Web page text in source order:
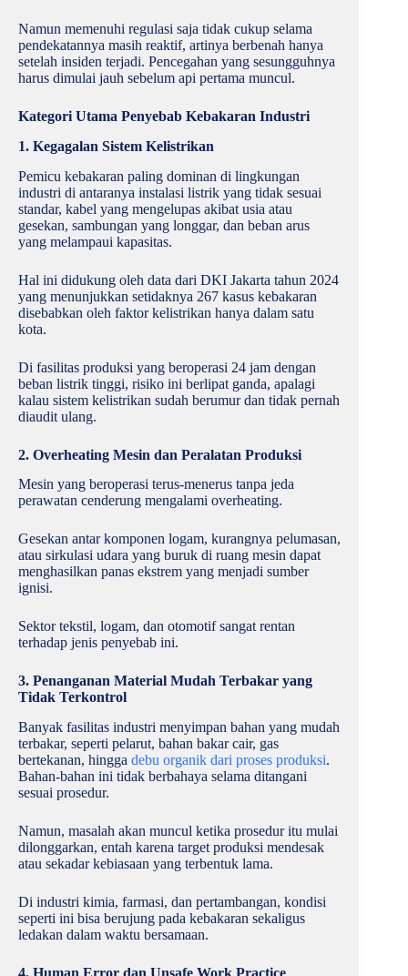
Namun memenuhi regulasi saja tidak cukup selama
pendekatannya masih reaktif, artinya berbenah hanya
setelah insiden terjadi. Pencegahan yang sesungguhnya
harus dimulai jauh sebelum api pertama muncul.
Kategori Utama Penyebab Kebakaran Industri
1. Kegagalan Sistem Kelistrikan
Pemicu kebakaran paling dominan di lingkungan
industri di antaranya instalasi listrik yang tidak sesuai
standar, kabel yang mengelupas akibat usia atau
gesekan, sambungan yang longgar, dan beban arus
yang melampaui kapasitas.
Hal ini didukung oleh data dari DKI Jakarta tahun 2024
yang menunjukkan setidaknya 267 kasus kebakaran
disebabkan oleh faktor kelistrikan hanya dalam satu
kota.
Di fasilitas produksi yang beroperasi 24 jam dengan
beban listrik tinggi, risiko ini berlipat ganda, apalagi
kalau sistem kelistrikan sudah berumur dan tidak pernah
diaudit ulang.
2. Overheating Mesin dan Peralatan Produksi
Mesin yang beroperasi terus-menerus tanpa jeda
perawatan cenderung mengalami overheating.
Gesekan antar komponen logam, kurangnya pelumasan,
atau sirkulasi udara yang buruk di ruang mesin dapat
menghasilkan panas ekstrem yang menjadi sumber
ignisi.
Sektor tekstil, logam, dan otomotif sangat rentan
terhadap jenis penyebab ini.
3. Penanganan Material Mudah Terbakar yang
Tidak Terkontrol
Banyak fasilitas industri menyimpan bahan yang mudah
terbakar, seperti pelarut, bahan bakar cair, gas
bertekanan, hingga debu organik dari proses produksi.
Bahan-bahan ini tidak berbahaya selama ditangani
sesuai prosedur.
Namun, masalah akan muncul ketika prosedur itu mulai
dilonggarkan, entah karena target produksi mendesak
atau sekadar kebiasaan yang terbentuk lama.
Di industri kimia, farmasi, dan pertambangan, kondisi
seperti ini bisa berujung pada kebakaran sekaligus
ledakan dalam waktu bersamaan.